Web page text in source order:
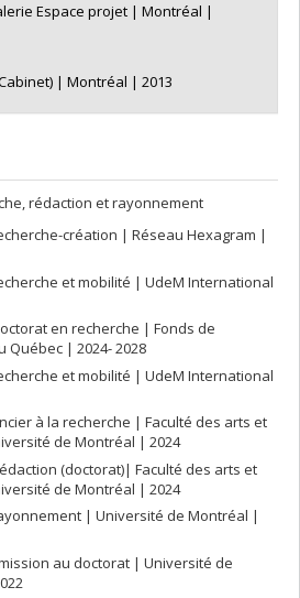
Espace projet | Montréal |
| Montréal | 2013
rédaction et rayonnement
création | Réseau Hexagram |
et mobilité | UdeM International
en recherche | Fonds de
Québec | 2024- 2028
et mobilité | UdeM International
à la recherche | Faculté des arts et
de Montréal | 2024
(doctorat)| Faculté des arts et
de Montréal | 2024
| Université de Montréal |
au doctorat | Université de